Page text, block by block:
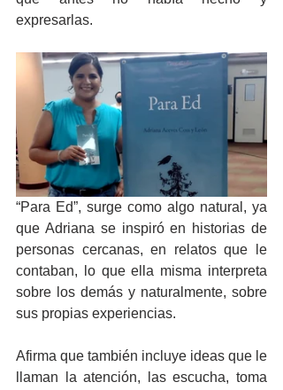
expresarlas.
“Para Ed”, surge como algo natural, ya
que Adriana se inspiró en historias de
personas cercanas, en relatos que le
contaban, lo que ella misma interpreta
sobre los demás y naturalmente, sobre
sus propias experiencias.
Afirma que también incluye ideas que le
llaman la atención, las escucha, toma